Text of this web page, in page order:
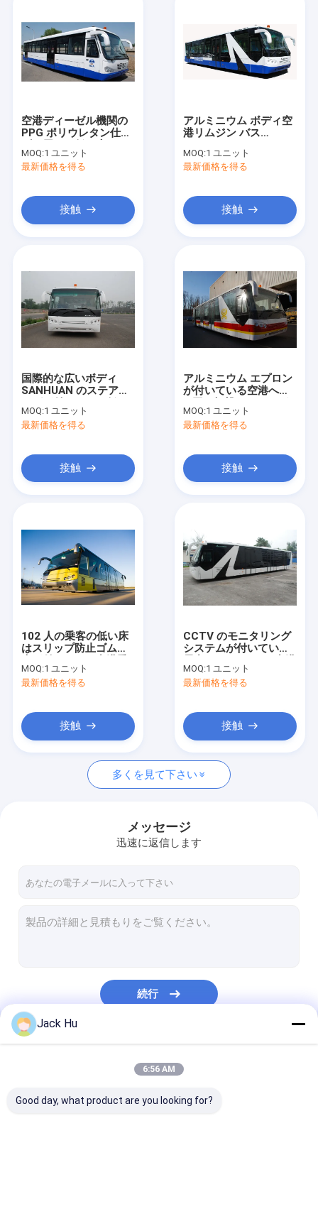
製品
私達について
工場旅行
私達に連絡しなさい
ニュース
引用を要求しなさい
空港エプロン バス
自走式の乗客階段
空港Ambulift
トイレサービストラック
飛行機の乗換バス
空港ディーゼル機関の
PPG ポリウレタン仕上
MOQ:1 ユニット
最新価格を得る
接触
アルミニウム ボディ空
港リムジン バス
MOQ:1 ユニット
最新価格を得る
接触
国際的な広いボディ
SANHUAN のステアリ
床バス
MOQ:1 ユニット
最新価格を得る
接触
アルミニウム エプロン
が付いている空港への
ル機関のシャトル バス
MOQ:1 ユニット
最新価格を得る
接触
102 人の乗客の低い床
はスリップ防止ゴム製
客バスをバスで運びま
す
MOQ:1 ユニット
最新価格を得る
接触
CCTV のモニタリング
システムが付いている
乗客バス
MOQ:1 ユニット
最新価格を得る
接触
多くを見て下さい
メッセージ
迅速に返信します
続行
Jack Hu
6:56 AM
Good day, what product are you looking for?